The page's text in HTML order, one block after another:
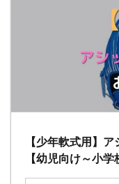
【少年軟式用】
【幼児向け～小